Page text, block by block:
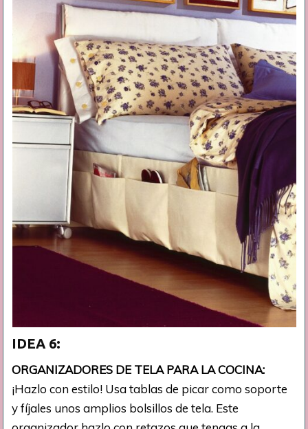
IDEA 6:
ORGANIZADORES DE TELA PARA LA COCINA:
¡Hazlo con estilo! Usa tablas de picar como soporte
y fíjales unos amplios bolsillos de tela. Este